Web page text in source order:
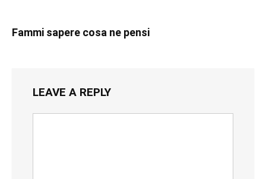
Fammi sapere cosa ne pensi
LEAVE A REPLY